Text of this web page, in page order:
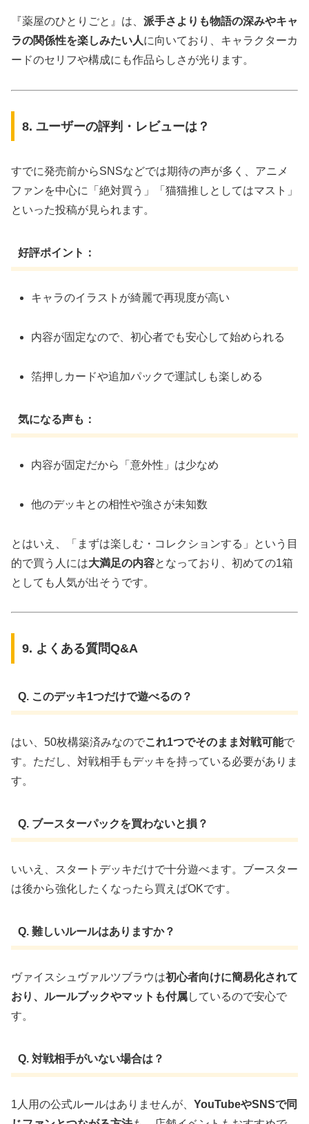
『薬屋のひとりごと』は、 派手さよりも物語の深みやキャ
ラの関係性を楽しみたい人に向いており、キャラクターカ
ードのセリフや構成にも作品らしさが光ります。
8. ユーザーの評判・レビューは？
すでに発売前からSNSなどでは期待の声が多く、アニメ
ファンを中心に「絶対買う」「猫猫推しとしてはマスト」
といった投稿が見られます。
好評ポイント：
キャラのイラストが綺麗で再現度が高い
内容が固定なので、初心者でも安心して始められる
箔押しカードや追加パックで運試しも楽しめる
気になる声も：
内容が固定だから「意外性」は少なめ
他のデッキとの相性や強さが未知数
とはいえ、「まずは楽しむ・コレクションする」という目
的で買う人には大満足の内容となっており、初めての1箱
としても人気が出そうです。
9. よくある質問Q&A
Q. このデッキ1つだけで遊べるの？
はい、50枚構築済みなのでこれ1つでそのまま対戦可能で
す。ただし、対戦相手もデッキを持っている必要がありま
す。
Q. ブースターパックを買わないと損？
いいえ、スタートデッキだけで十分遊べます。ブースター
は後から強化したくなったら買えばOKです。
Q. 難しいルールはありますか？
ヴァイスシュヴァルツブラウは初心者向けに簡易化されて
おり、ルールブックやマットも付属しているので安心で
す。
Q. 対戦相手がいない場合は？
1人用の公式ルールはありませんが、 YouTubeやSNSで同